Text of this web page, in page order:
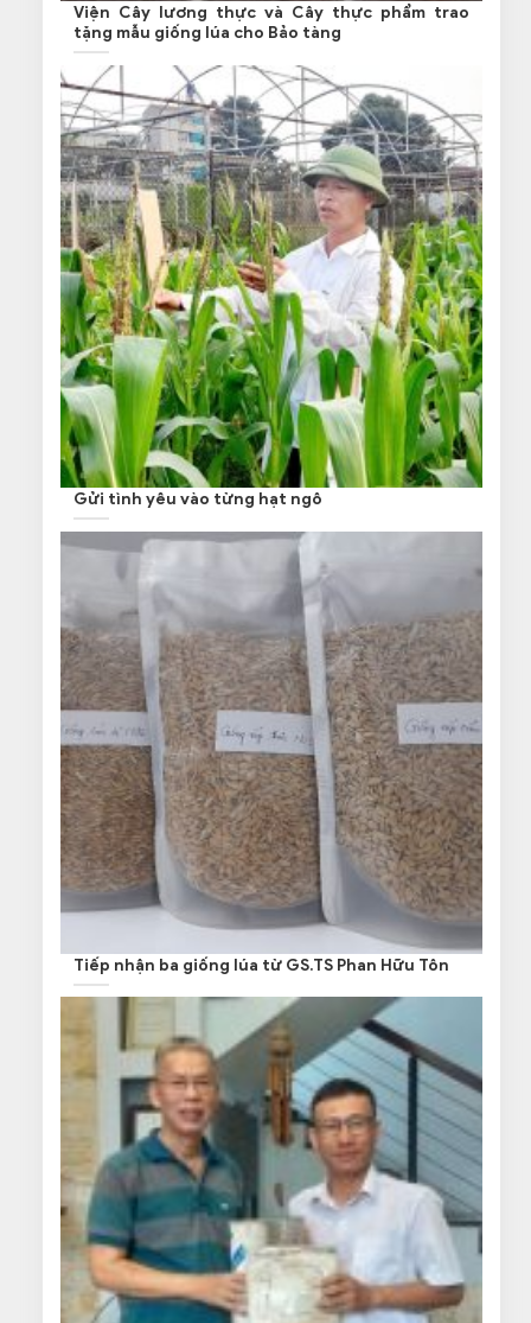
Viện Cây lương thực và Cây thực phẩm trao
tặng mẫu giống lúa cho Bảo tàng
Gửi tình yêu vào từng hạt ngô
Tiếp nhận ba giống lúa từ GS.TS Phan Hữu Tôn